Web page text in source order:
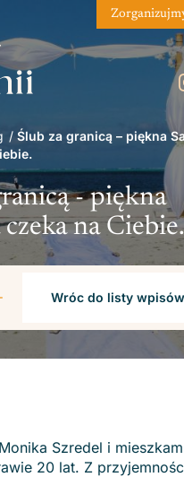
/ Ślub za granicą – piękna
- piękna
na Ciebie.
Wróc do listy wpisów
Szredel i
20 lat. Z